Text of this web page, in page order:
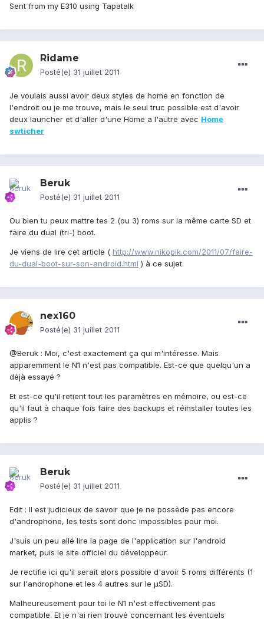
Sent from my E310 using Tapatalk
Ridame
Posté(e) 31 juillet 2011
Je voulais aussi avoir deux styles de home en fonction de
l'endroit ou je me trouve, mais le seul truc possible est d'avoir
deux launcher et d'aller d'une Home a l'autre avec Home
swticher
Beruk
Posté(e) 31 juillet 2011
Ou bien tu peux mettre tes 2 (ou 3) roms sur la même carte SD et
faire du dual (tri-) boot.
Je viens de lire cet article ( http://www.nikopik.com/2011/07/faire-
du-dual-boot-sur-son-android.html ) à ce sujet.
nex160
Posté(e) 31 juillet 2011
@Beruk : Moi, c'est exactement ça qui m'intéresse. Mais
apparemment le N1 n'est pas compatible. Est-ce que quelqu'un a
déjà essayé ?
Et est-ce qu'il retient tout les paramètres en mémoire, ou est-ce
qu'il faut à chaque fois faire des backups et réinstaller toutes les
applis ?
Beruk
Posté(e) 31 juillet 2011
Edit : Il est judicieux de savoir que je ne possède pas encore
d'androphone, les tests sont donc impossibles pour moi.
J'suis un peu allé lire la page de l'application sur l'android
market, puis le site officiel du développeur.
Je rectifie ici qu'il serait alors possible d'avoir 5 roms différents (1
sur l'androphone et les 4 autres sur le µSD).
Malheureusement pour toi le N1 n'est effectivement pas
compatible. Et je n'ai rien trouvé concernant les éventuels